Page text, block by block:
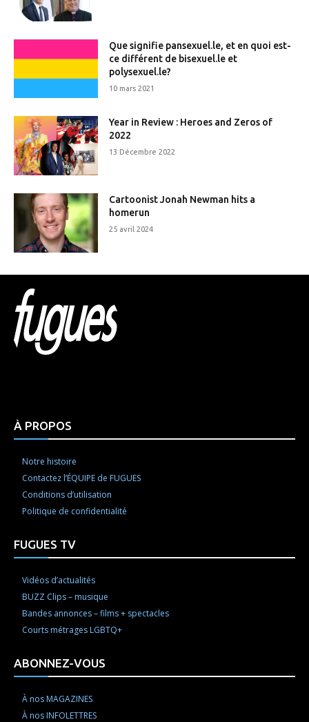
Que signifie pansexuel.le, et en quoi est-
ce différent de bisexuel.le et
polysexuel.le?
10 mars 2021
Year in Review : Heroes and Zeros of
2022
13 Décembre 2022
Cartoonist Jonah Newman hits a
homerun
25 avril 2024
À PROPOS
Notre histoire
Contactez l’ÉQUIPE de FUGUES
Conditions d’utilisation
Politique de confidentialité
FUGUES TV
Vidéos d’actualités
BUZZ Clips – musique
Bandes annonces – films + spectacles
Courts métrages LGBTQ+
ABONNEZ-VOUS
À nos MAGAZINES
À nos INFOLETTRES